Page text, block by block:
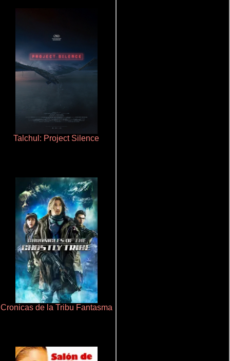
Talchul: Project Silence
Cronicas de la Tribu Fantasma